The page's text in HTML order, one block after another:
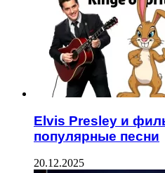
Elvis Presley и
популярные песни
20.12.2025